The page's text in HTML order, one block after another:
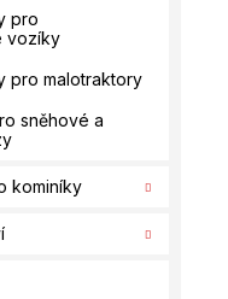
pro
vozíky
pro malotraktory
sněhové a
kominíky